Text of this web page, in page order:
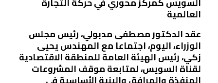
العالمية
عقد الدكتور مصطفى مدبولي، رئيس مجلس
الوزراء، اليوم، اجتماعا مع المهندس يحيى
زكي، رئيس الهيئة العامة للمنطقة الاقتصادية
لقناة السويس، لمتابعة موقف المشروعات